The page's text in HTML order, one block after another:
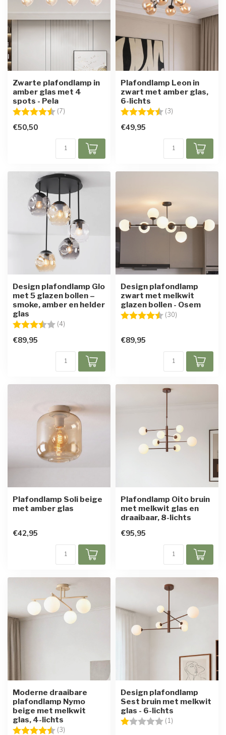
Zwarte plafondlamp in
amber glas met 4
spots - Pela
Beoordeling: (7)
€50,50
Plafondlamp Leon in
zwart met amber glas,
6-lichts
Beoordeling: (3)
€49,95
Design plafondlamp Glo
met 5 glazen bollen –
smoke, amber en helder
glas
Beoordeling: (4)
€89,95
Design plafondlamp
zwart met melkwit
glazen bollen - Osem
Beoordeling: (30)
€89,95
Plafondlamp Soli beige
met amber glas
€42,95
Plafondlamp Oito bruin
met melkwit glas en
draaibaar, 8-lichts
€95,95
Moderne draaibare
plafondlamp Nymo
beige met melkwit
glas, 4-lichts
Beoordeling: (3)
Design plafondlamp
Sest bruin met melkwit
glas - 6-lichts
Beoordeling: (1)